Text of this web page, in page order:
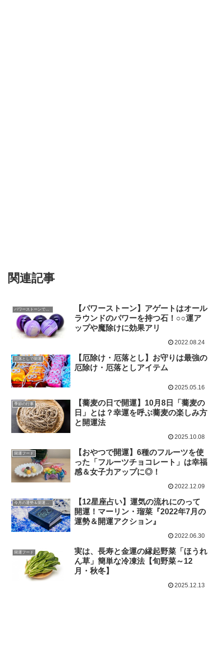
関連記事
パワーストーンで開運
【パワーストーン】アゲートはオール
ラウンドのパワーを持つ石！○○運ア
ップや魔除けに効果アリ
2022.08.24
厄落としで開運
【厄除け・厄落とし】お守りは最強の
厄除け・厄落としアイテム
2025.05.16
季節の行事
【蕎麦の日で開運】10月8日「蕎麦の
日」とは？幸運を呼ぶ蕎麦の楽しみ方
と開運法
2025.10.08
開運フード
【おやつで開運】6種のフルーツを使
った「フルーツチョコレート」は幸福
感＆女子力アップに◎！
2022.12.09
【12星座占い】運気の流れにのって
開運！マーリン・瑠菜『2022年7月の
運勢＆開運アクション』
2022.06.30
開運フード
実は、長寿と金運の縁起野菜「ほうれ
ん草」簡単な冷凍法【旬野菜～12
月・秋冬】
2025.12.13